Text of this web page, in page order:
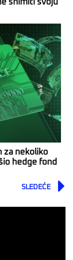
snimiti svoju
za nekoliko
hedge fond
SLEDEĆE